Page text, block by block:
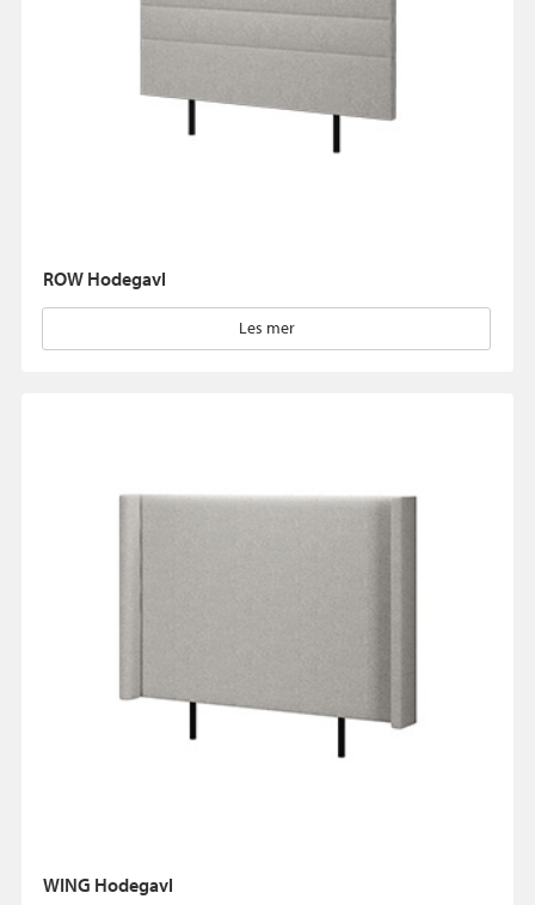
ROW Hodegavl
Les mer
WING Hodegavl